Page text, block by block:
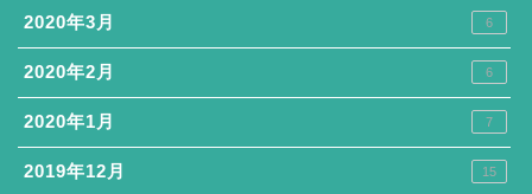
2020年3月 6
2020年2月 6
2020年1月 7
2019年12月 15